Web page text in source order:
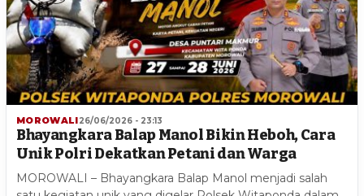
MOROWALI26/06/2026 - 23:13
Bhayangkara Balap Manol Bikin Heboh, Cara
Unik Polri Dekatkan Petani dan Warga
MOROWALI – Bhayangkara Balap Manol menjadi salah